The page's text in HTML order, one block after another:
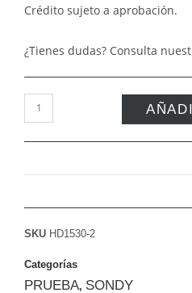
Crédito sujeto a aprobación.
¿Tienes dudas? Consulta
SKU HD1530-2
Categorías
PRUEBA, SONDY